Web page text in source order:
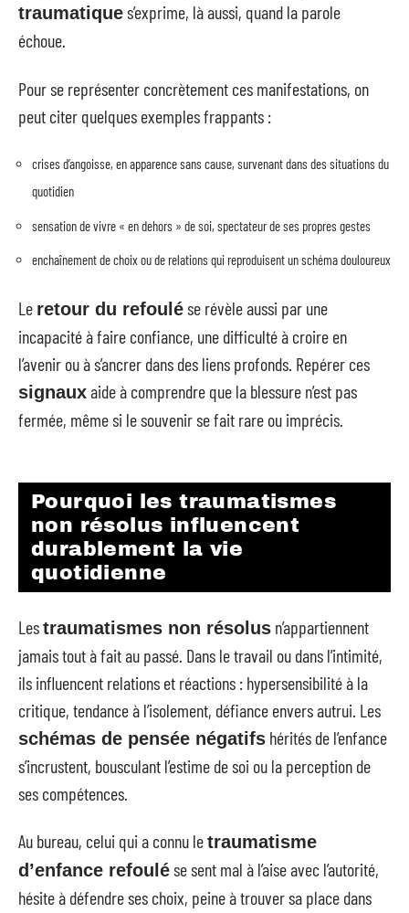
traumatiques’exprime, là aussi, quand la parole
échoue.
Pour se représenter concrètement ces manifestations, on
peut citer quelques exemples frappants :
crises d’angoisse, en apparence sans cause, survenant dans des situations du
quotidien
sensation de vivre « en dehors » de soi, spectateur de ses propres gestes
enchaînement de choix ou de relations qui reproduisent un schéma douloureux
Le retour du refoulése révèle aussi par une
incapacité à faire confiance, une difficulté à croire en
l’avenir ou à s’ancrer dans des liens profonds. Repérer ces
signauxaide à comprendre que la blessure n’est pas
fermée, même si le souvenir se fait rare ou imprécis.
Pourquoi les traumatismes
non résolus influencent
durablement la vie
quotidienne
Lestraumatismes non résolus n’appartiennent
jamais tout à fait au passé. Dans le travail ou dans l’intimité,
ils influencent relations et réactions : hypersensibilité à la
critique, tendance à l’isolement, défiance envers autrui. Les
schémas de pensée négatifs hérités de l’enfance
s’incrustent, bousculant l’estime de soi ou la perception de
ses compétences.
Au bureau, celui qui a connu letraumatisme
d’enfance refoulése sent mal à l’aise avec l’autorité,
hésite à défendre ses choix, peine à trouver sa place dans